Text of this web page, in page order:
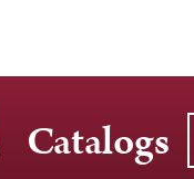
Catalogs